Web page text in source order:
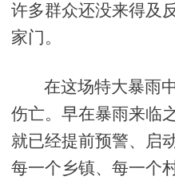
许多群众还没来得及
家门。
在这场特大暴雨
伤亡。早在暴雨来临
就已经提前预警、启
每一个乡镇、每一个